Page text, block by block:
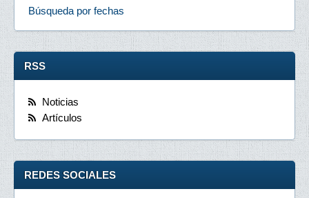
Búsqueda por fechas
RSS
Noticias
Artículos
REDES SOCIALES